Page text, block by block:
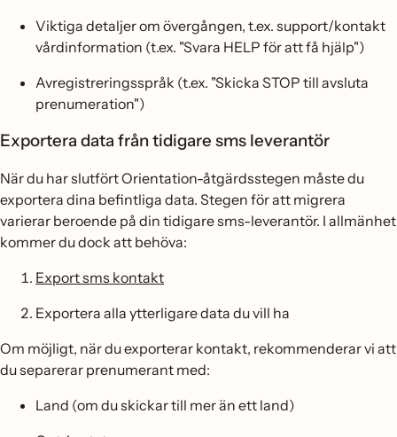
Viktiga detaljer om övergången, t.ex. support/kontakt
vårdinformation (t.ex. "Svara HELP för att få hjälp")
Avregistreringsspråk (t.ex. "Skicka STOP till avsluta
prenumeration")
Exportera data från tidigare sms leverantör
När du har slutfört Orientation-åtgärdsstegen måste du
exportera dina befintliga data. Stegen för att migrera
varierar beroende på din tidigare sms-leverantör. I allmänhet
kommer du dock att behöva:
Export sms kontakt
Exportera alla ytterligare data du vill ha
Om möjligt, när du exporterar kontakt, rekommenderar vi att
du separerar prenumerant med:
Land (om du skickar till mer än ett land)